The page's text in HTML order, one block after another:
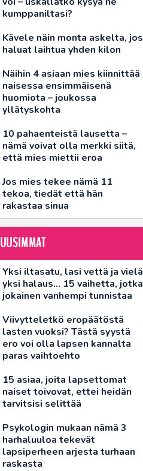
kumppaniltasi?
Kävele näin monta askelta, jos
haluat laihtua yhden kilon
Näihin 4 asiaan mies kiinnittää
naisessa ensimmäisenä
huomiota – joukossa
yllätyskohta
10 pahaenteistä lausetta –
nämä voivat olla merkki siitä,
että mies miettii eroa
Jos mies tekee nämä 11
tekoa, tiedät että hän
rakastaa sinua
UUSIMMAT
Yksi iltasatu, lasi vettä ja vielä
yksi halaus… 15 vaihetta, jotka
jokainen vanhempi tunnistaa
Viivytteletkö eropäätöstä
lasten vuoksi? Tästä syystä
ero voi olla lapsen kannalta
paras vaihtoehto
15 asiaa, joita lapsettomat
naiset toivovat, ettei heidän
tarvitsisi selittää
Psykologin mukaan nämä 3
harhaluuloa tekevät
lapsiperheen arjesta turhaan
raskasta